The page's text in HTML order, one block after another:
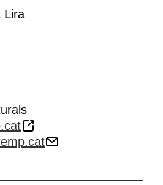
Lira